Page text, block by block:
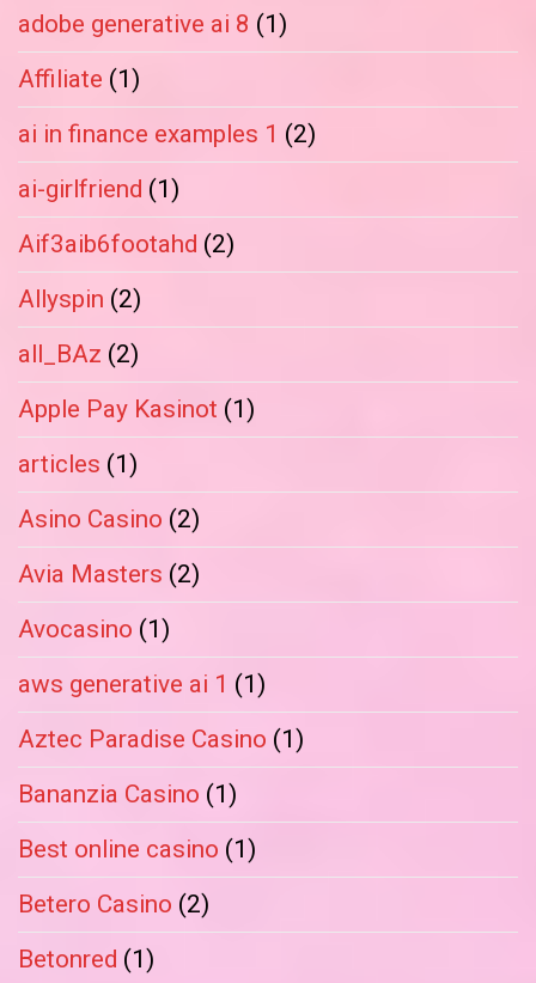
adobe generative ai 8 (1)
Affiliate (1)
ai in finance examples 1 (2)
ai-girlfriend (1)
Aif3aib6footahd (2)
Allyspin (2)
all_BAz (2)
Apple Pay Kasinot (1)
articles (1)
Asino Casino (2)
Avia Masters (2)
Avocasino (1)
aws generative ai 1 (1)
Aztec Paradise Casino (1)
Bananzia Casino (1)
Best online casino (1)
Betero Casino (2)
Betonred (1)